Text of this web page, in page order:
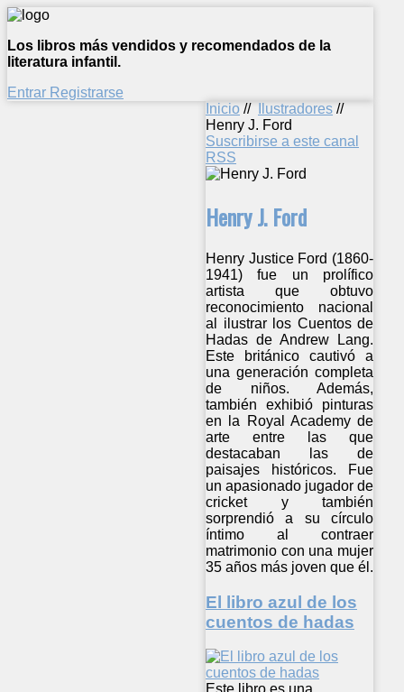
Los libros más vendidos y recomendados de la
literatura infantil.
Entrar Registrarse
Inicio // Ilustradores //
Henry J. Ford
Suscribirse a este canal
RSS
Henry J. Ford
Henry Justice Ford (1860-
1941) fue un prolífico
artista que obtuvo
reconocimiento nacional
al ilustrar los Cuentos de
Hadas de Andrew Lang.
Este británico cautivó a
una generación completa
de niños. Además,
también exhibió pinturas
en la Royal Academy de
arte entre las que
destacaban las de
paisajes históricos. Fue
un apasionado jugador de
cricket y también
sorprendió a su círculo
íntimo al contraer
matrimonio con una mujer
35 años más joven que él.
El libro azul de los
cuentos de hadas